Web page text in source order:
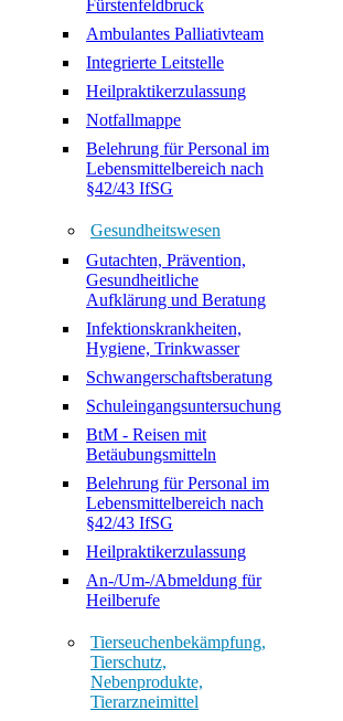
Fürstenfeldbruck
Ambulantes Palliativteam
Integrierte Leitstelle
Heilpraktikerzulassung
Notfallmappe
Belehrung für Personal im
Lebensmittelbereich nach
§42/43 IfSG
Gesundheitswesen
Gutachten, Prävention,
Gesundheitliche
Aufklärung und Beratung
Infektionskrankheiten,
Hygiene, Trinkwasser
Schwangerschaftsberatung
Schuleingangsuntersuchung
BtM - Reisen mit
Betäubungsmitteln
Belehrung für Personal im
Lebensmittelbereich nach
§42/43 IfSG
Heilpraktikerzulassung
An-/Um-/Abmeldung für
Heilberufe
Tierseuchenbekämpfung,
Tierschutz,
Nebenprodukte,
Tierarzneimittel